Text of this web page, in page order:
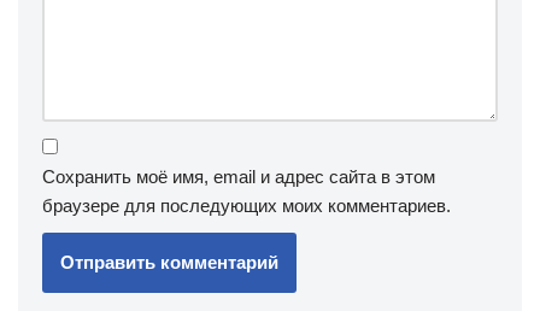
Сохранить моё имя, email и адрес сайта в этом
браузере для последующих моих комментариев.